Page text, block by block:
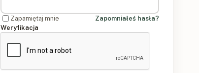
Zapamiętaj mnie
Zapomniałeś hasła?
Weryfikacja